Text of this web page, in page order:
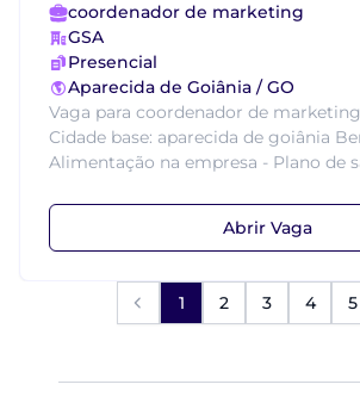
coordenador de marketing
GSA
Presencial
Aparecida de Goiânia / GO
Vaga para coordenador de
Cidade base: aparecida de goiânia
Alimentação na empresa - Plano de
Abrir Vaga
1 2 3 4 5